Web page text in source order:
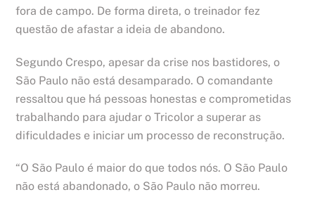
fora de campo. De forma direta, o treinador fez
questão de afastar a ideia de abandono.
Segundo Crespo, apesar da crise nos bastidores, o
São Paulo não está desamparado. O comandante
ressaltou que há pessoas honestas e comprometidas
trabalhando para ajudar o Tricolor a superar as
dificuldades e iniciar um processo de reconstrução.
“O São Paulo é maior do que todos nós. O São Paulo
não está abandonado, o São Paulo não morreu.